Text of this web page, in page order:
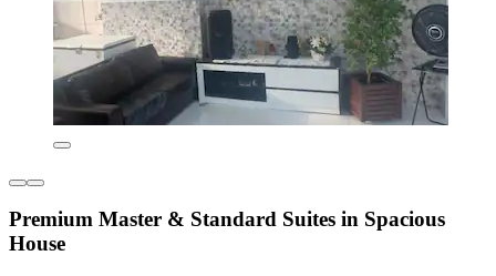
Premium Master & Standard Suites in Spacious
House